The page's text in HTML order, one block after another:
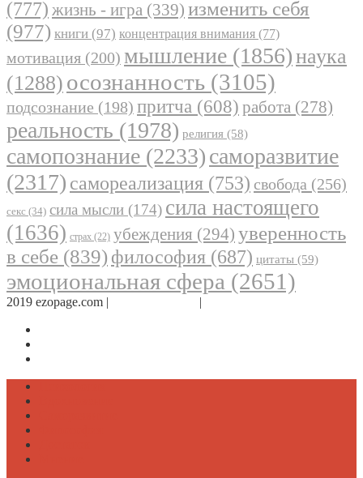
(777) жизнь - игра (339) изменить себя
(977) книги (97) концентрация внимания (77)
мотивация (200) мышление (1856)наука
(1288) осознанность (3105)
подсознание (198) притча (608) работа (278)
реальность (1978) религия (58)
самопознание (2233)саморазвитие
(2317) самореализация (753) свобода (256)
секс (34) сила мысли (174) сила настоящего
(1636) страх (22) убеждения (294) уверенность
в себе (839) философия (687) цитаты (59)
эмоциональная сфера (2651)
2019 ezopage.com | |